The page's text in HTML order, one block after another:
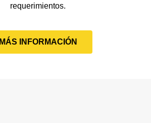
requerimientos.
MÁS INFORMACIÓN